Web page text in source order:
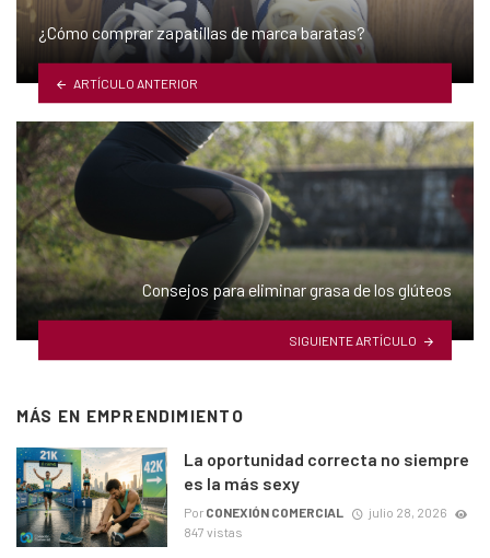
¿Cómo comprar zapatillas de marca baratas?
ARTÍCULO ANTERIOR
Consejos para eliminar grasa de los glúteos
SIGUIENTE ARTÍCULO
MÁS EN EMPRENDIMIENTO
La oportunidad correcta no siempre
es la más sexy
Por CONEXIÓN COMERCIAL
julio 28, 2026
847 vistas